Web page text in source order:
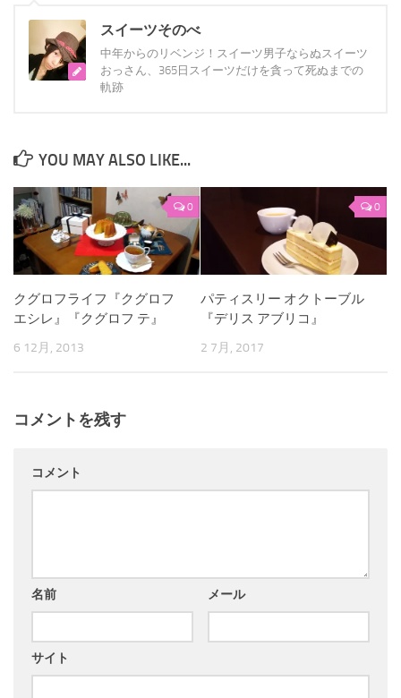
スイーツそのべ
中年からのリベンジ！スイーツ男子ならぬスイーツ
おっさん、365日スイーツだけを貪って死ぬまでの
軌跡
YOU MAY ALSO LIKE...
0
クグロフライフ『クグロフ
エシレ』『クグロフ テ』
6 12月, 2013
0
パティスリー オクトーブル
『デリス アブリコ』
2 7月, 2017
コメントを残す
コメント
名前 メール
サイト